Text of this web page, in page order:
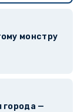
монстру
города —